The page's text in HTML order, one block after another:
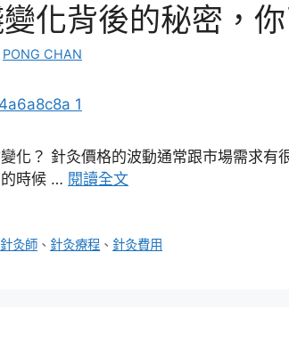
化背後的秘密，
PONG CHAN
化？ 針灸價格的波動通常跟市場需求有
時候 … 閱讀全文
針灸師 、 針灸療程 、 針灸費用